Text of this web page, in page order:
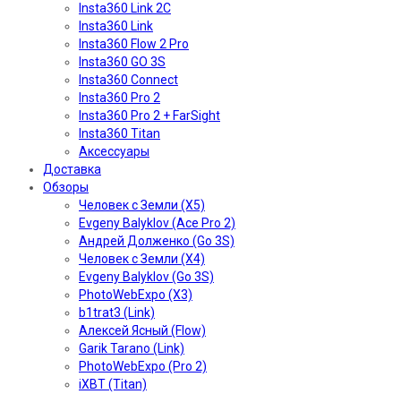
Insta360 Link 2C
Insta360 Link
Insta360 Flow 2 Pro
Insta360 GO 3S
Insta360 Connect
Insta360 Pro 2
Insta360 Pro 2 + FarSight
Insta360 Titan
Аксессуары
Доставка
Обзоры
Человек с Земли (X5)
Evgeny Balyklov (Ace Pro 2)
Андрей Долженко (Go 3S)
Человек с Земли (X4)
Evgeny Balyklov (Go 3S)
PhotoWebExpo (X3)
b1trat3 (Link)
Алексей Ясный (Flow)
Garik Tarano (Link)
PhotoWebExpo (Pro 2)
iXBT (Titan)